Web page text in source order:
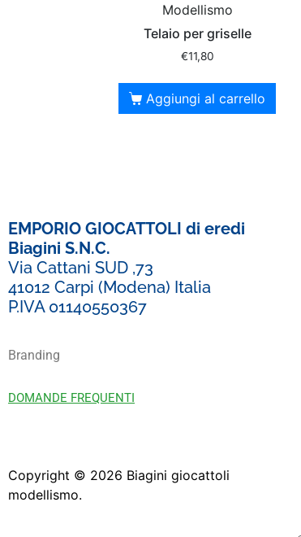
Modellismo
Telaio per griselle
€11,80
Aggiungi al carrello
EMPORIO GIOCATTOLI di eredi
Biagini S.N.C.
Via Cattani SUD ,73
41012 Carpi (Modena) Italia
P.IVA 01140550367
Branding
DOMANDE FREQUENTI
Copyright © 2026 Biagini giocattoli
modellismo.